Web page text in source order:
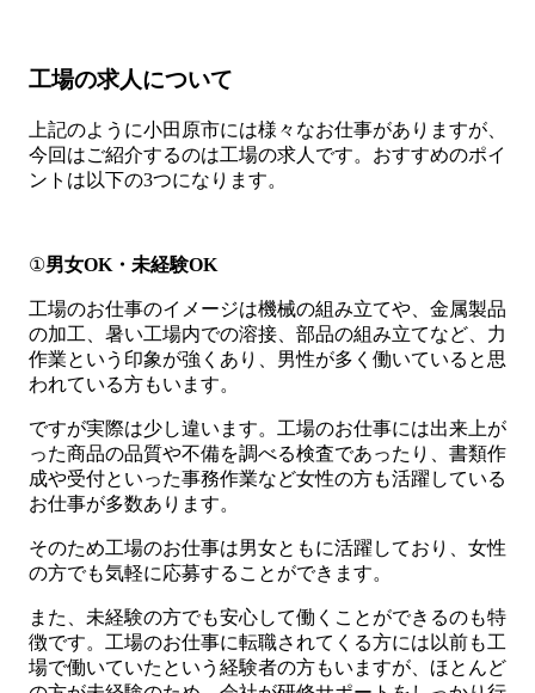
工場の求人について
上記のように小田原市には様々なお仕事がありますが、
今回はご紹介するのは工場の求人です。おすすめのポイ
ントは以下の3つになります。
①男女OK・未経験OK
工場のお仕事のイメージは機械の組み立てや、金属製品
の加工、暑い工場内での溶接、部品の組み立てなど、力
作業という印象が強くあり、男性が多く働いていると思
われている方もいます。
ですが実際は少し違います。工場のお仕事には出来上が
った商品の品質や不備を調べる検査であったり、書類作
成や受付といった事務作業など女性の方も活躍している
お仕事が多数あります。
そのため工場のお仕事は男女ともに活躍しており、女性
の方でも気軽に応募することができます。
また、未経験の方でも安心して働くことができるのも特
徴です。工場のお仕事に転職されてくる方には以前も工
場で働いていたという経験者の方もいますが、ほとんど